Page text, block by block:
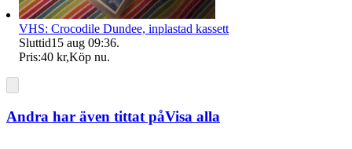
VHS: Crocodile Dundee, inplastad kassett
Sluttid15 aug 09:36.
Pris:40 kr,Köp nu.
Andra har även tittat påVisa alla